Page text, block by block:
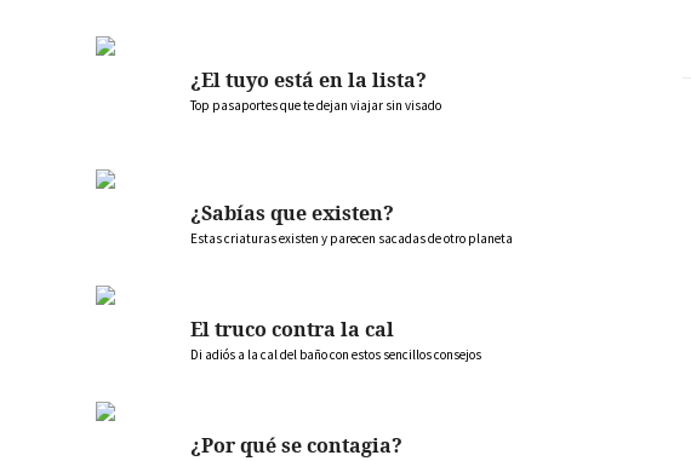
¿El tuyo está en la lista?
Top pasaportes que te dejan viajar sin visado
¿Sabías que existen?
Estas criaturas existen y parecen sacadas de otro planeta
El truco contra la cal
Di adiós a la cal del baño con estos sencillos consejos
¿Por qué se contagia?